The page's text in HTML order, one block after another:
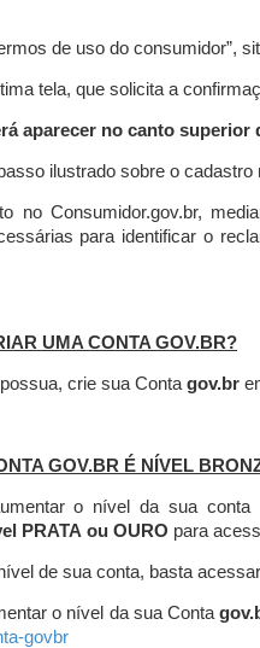
de uso do consumidor”,
tela, que solicita a
aparecer no canto superior
ilustrado sobre o
no Consumidor.gov.br,
para identificar o
UMA CONTA GOV.BR?
crie sua Conta gov.br
GOV.BR É NÍVEL
o nível da sua conta
PRATA ou OURO para
de sua conta, basta
o nível da sua Conta
govbr